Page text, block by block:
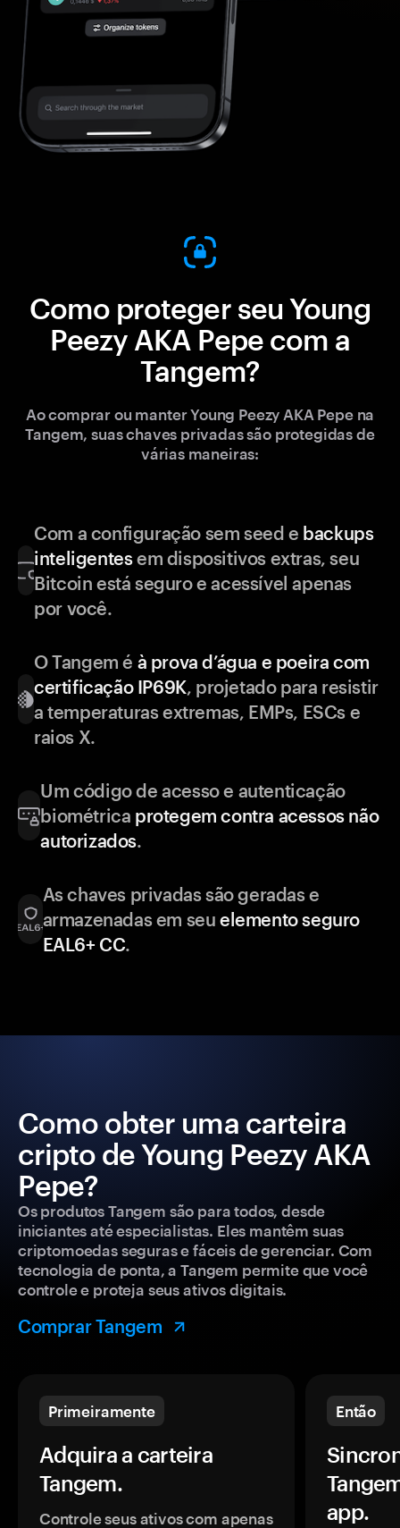
Como proteger seu Young
Peezy AKA Pepe com a
Tangem?
Ao comprar ou manter Young Peezy AKA Pepe na
Tangem, suas chaves privadas são protegidas de
várias maneiras:
Com a configuração sem seed e backups
inteligentesem dispositivos extras, seu
Bitcoin está seguro e acessível apenas
por você.
O Tangem é à prova d’água e poeira com
certificação IP69K, projetado para resistir
a temperaturas extremas, EMPs, ESCs e
raios X.
Um código de acesso e autenticação
biométrica protegem contra acessos não
autorizados.
As chaves privadas são geradas e
armazenadas em seu elemento seguro
EAL6+ CC.
Como obter uma carteira
cripto de Young Peezy AKA
Pepe?
Os produtos Tangem são para todos, desde
iniciantes até especialistas. Eles mantêm suas
criptomoedas seguras e fáceis de gerenciar. Com
tecnologia de ponta, a Tangem permite que você
controle e proteja seus ativos digitais.
Comprar Tangem
Primeiramente
Adquira a carteira
Tangem.
Controle seus ativos com apenas
Então
app.